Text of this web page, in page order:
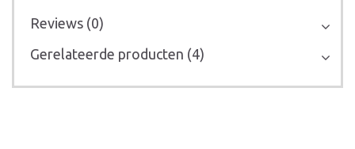
Reviews (0)
Gerelateerde producten (4)